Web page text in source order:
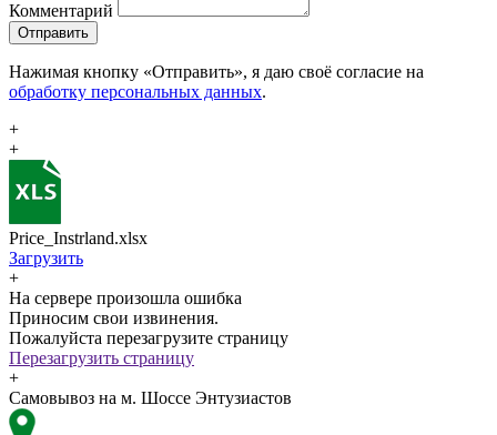
Комментарий
Отправить
Нажимая кнопку «Отправить», я даю своё согласие на
обработку персональных данных.
+
+
Price_Instrland.xlsx
Загрузить
+
На сервере произошла ошибка
Приносим свои извинения.
Пожалуйста перезагрузите страницу
Перезагрузить страницу
+
Самовывоз на м. Шоссе Энтузиастов